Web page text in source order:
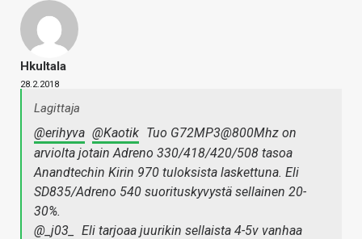
Hkultala
28.2.2018
Lagittaja
@erihyva @Kaotik Tuo G72MP3@800Mhz on
arviolta jotain Adreno 330/418/420/508 tasoa
Anandtechin Kirin 970 tuloksista laskettuna. Eli
SD835/Adreno 540 suorituskyvystä sellainen 20-
30%.
@_j03_
Eli tarjoaa juurikin sellaista 4-5v vanhaa